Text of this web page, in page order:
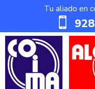
Tu aliado en
